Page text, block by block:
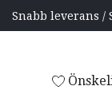
Snabb leverans /